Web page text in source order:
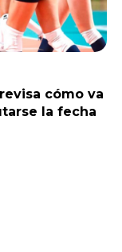
cómo va
la fecha